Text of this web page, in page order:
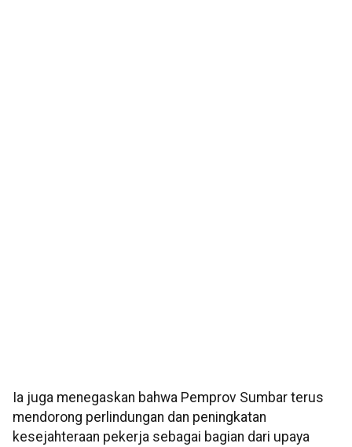
Ia juga menegaskan bahwa Pemprov Sumbar terus
mendorong perlindungan dan peningkatan
kesejahteraan pekerja sebagai bagian dari upaya